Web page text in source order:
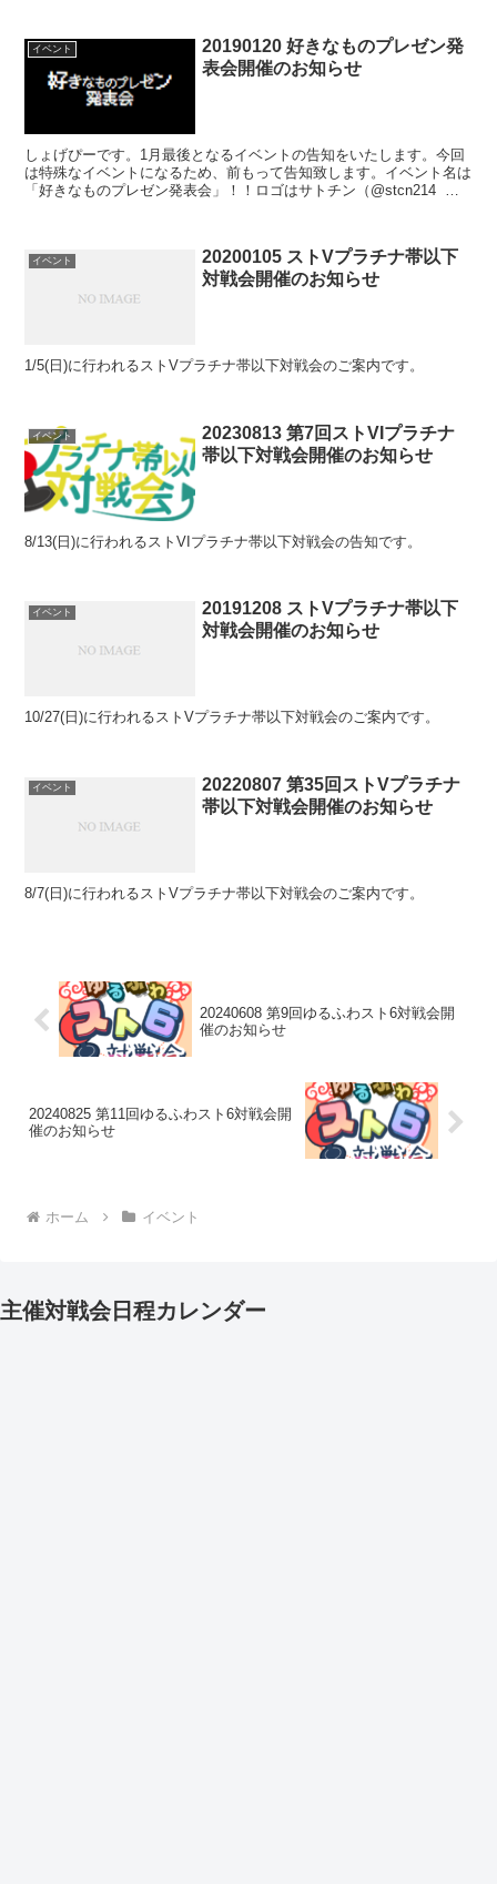
イベント
20190120 好きなものプレゼン発
表会開催のお知らせ
しょげぴーです。1月最後となるイベントの告知をいたします。今回
は特殊なイベントになるため、前もって告知致します。イベント名は
「好きなものプレゼン発表会」！！ロゴはサトチン（@stcn214 ‏ ）
イベント
20200105 ストVプラチナ帯以下
対戦会開催のお知らせ
1/5(日)に行われるストVプラチナ帯以下対戦会のご案内です。
イベント
20230813 第7回ストVIプラチナ
帯以下対戦会開催のお知らせ
8/13(日)に行われるストVIプラチナ帯以下対戦会の告知です。
イベント
20191208 ストVプラチナ帯以下
対戦会開催のお知らせ
10/27(日)に行われるストVプラチナ帯以下対戦会のご案内です。
イベント
20220807 第35回ストVプラチナ
帯以下対戦会開催のお知らせ
8/7(日)に行われるストVプラチナ帯以下対戦会のご案内です。
20240608 第9回ゆるふわスト6対戦会開
催のお知らせ
20240825 第11回ゆるふわスト6対戦会開
催のお知らせ
ホーム イベント
主催対戦会日程カレンダー